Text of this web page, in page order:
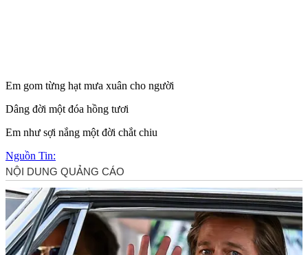
Em gom từng hạt mưa xuân cho người
Dâng đời một đóa hồng tươi
Em như sợi nắng một đời chắt chiu
Nguồn Tin: